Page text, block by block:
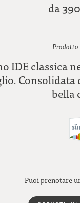
da
IDE classica
Consolidata
bella
Puoi prenotare